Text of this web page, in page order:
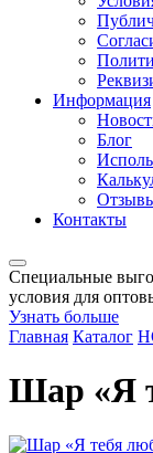
Информация
Блог
Контакты
Специальные
условия для
Узнать больше
Главная Каталог
Шар «Я